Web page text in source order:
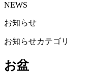
NEWS
お知らせ
お知らせカテゴリ
お盆